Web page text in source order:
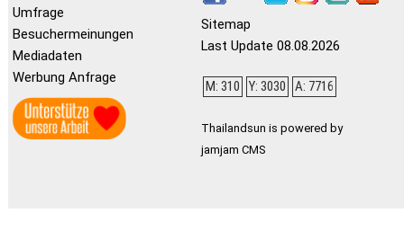
Umfrage
Besuchermeinungen
Mediadaten
Werbung Anfrage
Sitemap
Last Update 08.08.2026
M: 310 Y: 3030 A: 7716
Thailandsun is powered by
jamjam CMS